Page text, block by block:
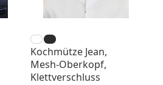
Kochmütze Jean,
Mesh-Oberkopf,
Klettverschluss